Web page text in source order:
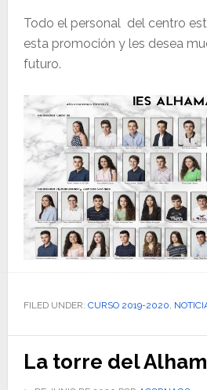
Todo el personal del centro
esta promoción y les desea
futuro.
FILED UNDER: CURSO 2019-2020
La torre del